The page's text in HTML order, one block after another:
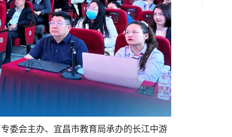
委会主办、宜昌市教育局承办的长江中游